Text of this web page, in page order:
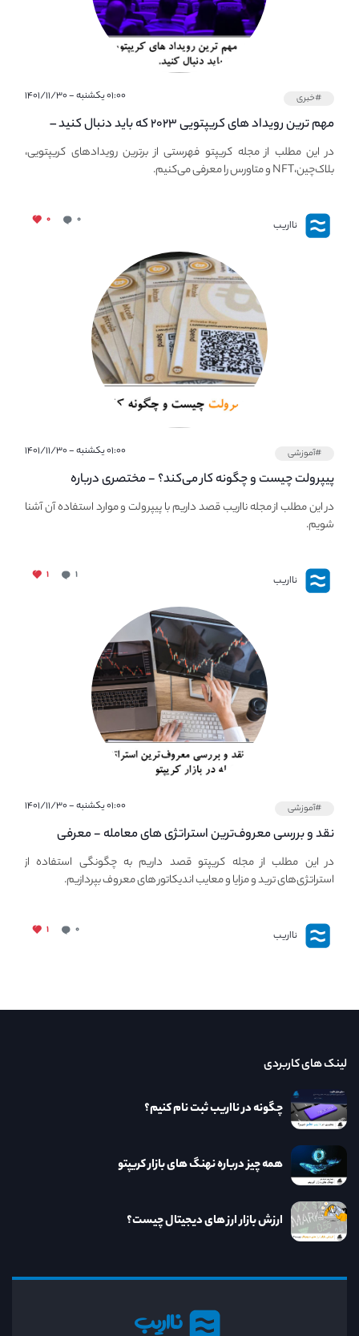
#خبری ۰۱:۰۰ یکشنبه - ۱۴۰۱/۱۱/۳۰
مهم ترین رویداد های کریپتویی ۲۰۲۳ که باید دنبال کنید –
معرفی بهترین رویداد های جهانی
در این مطلب از مجله کریپتو فهرستی از برترین رویدادهای کریپتویی،
بلاک‌چین،NFT و متاورس را معرفی می‌کنیم.
نااریب ۰ ۰
#آموزشی ۰۱:۰۰ یکشنبه - ۱۴۰۱/۱۱/۳۰
پیپر‌ولت چیست و چگونه کار می‌کند؟ - مختصری درباره
PaperWallet
در این مطلب از مجله نااریب قصد داریم با پیپر‌ولت و موارد استفاده آن آشنا
شویم.
نااریب ۱ ۱
#آموزشی ۰۱:۰۰ یکشنبه - ۱۴۰۱/۱۱/۳۰
نقد و بررسی معروف‌ترین استراتژی های معامله - معرفی
استراتژی های مهم ترید در بازار کریپتو
در این مطلب از مجله کریپتو قصد داریم به چگونگی استفاده از
استراتژی‌های ترید و مزایا و معایب اندیکاتور های معروف بپردازیم.
نااریب ۰ ۱
نااریب
لینک های کاربردی
چگونه در نااریب ثبت نام کنیم؟
همه چیز درباره نهنگ های بازار کریپتو
ارزش بازار ارز های دیجیتال چیست؟